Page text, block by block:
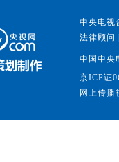
中央电视
法律顾问
中国中央
京ICP证
网上传播